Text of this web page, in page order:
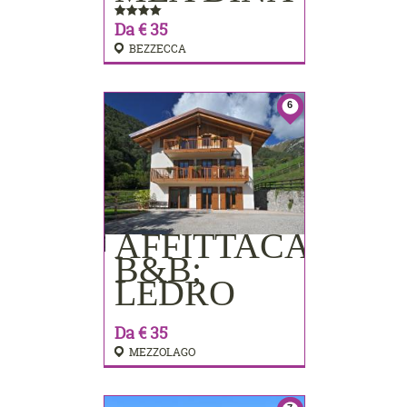
Da € 35
BEZZECCA
6
B&B;
LEDRO
Da € 35
MEZZOLAGO
PRENOTA